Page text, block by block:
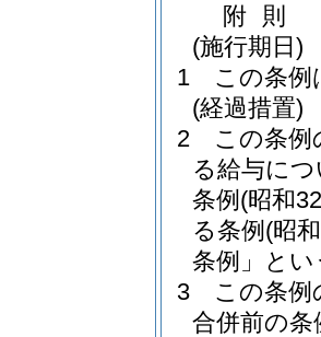
附 則
(施行期日)
1
この条例
(経過措置)
2
この条例
る給与に
条例 (昭和
る条例 (昭
条例」とい
3
この条例
合併前の